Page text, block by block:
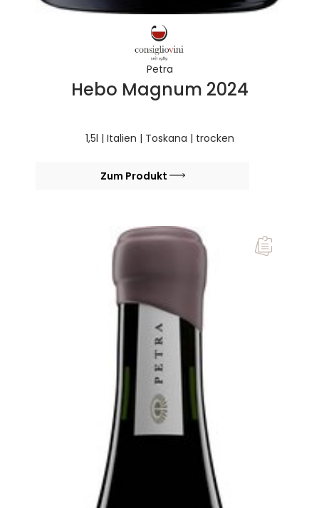
Petra
Hebo Magnum 2024
1,5l | Italien | Toskana | trocken
Zum Produkt